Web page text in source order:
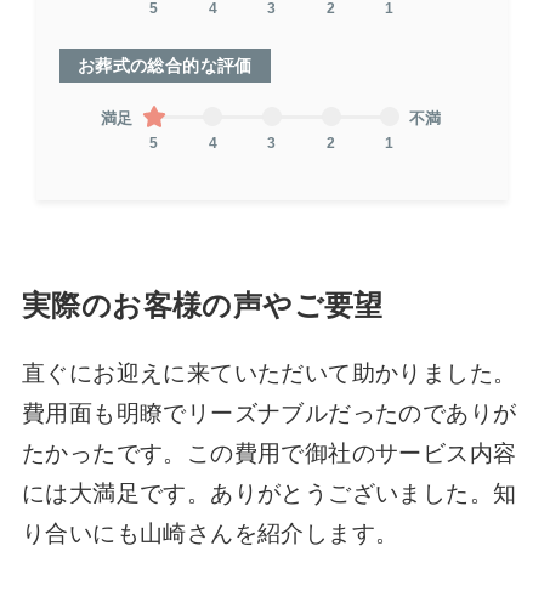
5 4 3 2 1
お葬式の総合的な評価
満足
5 4 3 2 1
不満
実際のお客様の声やご要望
直ぐにお迎えに来ていただいて助かりました。
費用面も明瞭でリーズナブルだったのでありが
たかったです。この費用で御社のサービス内容
には大満足です。ありがとうございました。知
り合いにも山崎さんを紹介します。